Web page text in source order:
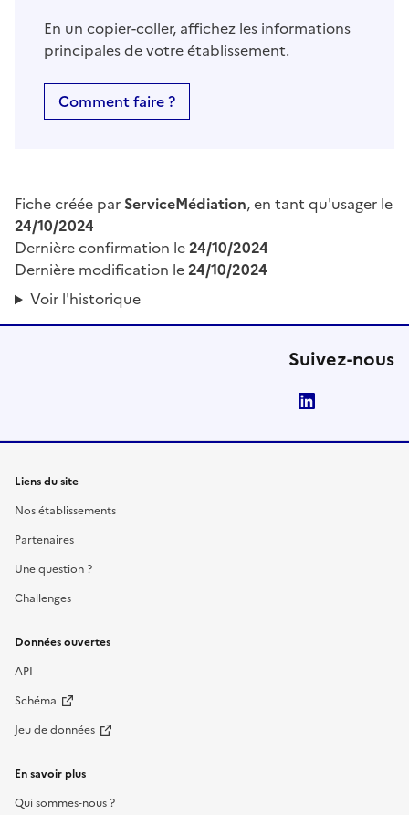
En un copier-coller, affichez les informations
principales de votre établissement.
Comment faire ?
Fiche créée par ServiceMédiation, en tant qu'usager le
24/10/2024
Dernière confirmation le24/10/2024
Dernière modification le24/10/2024
Voir l'historique
Suivez-nous
Liens du site
Nos établissements
Partenaires
Une question ?
Challenges
Données ouvertes
API
Schéma
Jeu de données
En savoir plus
Qui sommes-nous ?